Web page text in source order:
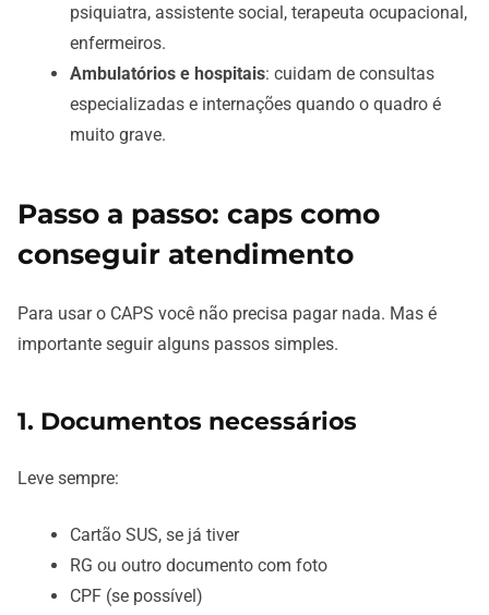
psiquiatra, assistente social, terapeuta ocupacional,
enfermeiros.
Ambulatórios e hospitais: cuidam de consultas
especializadas e internações quando o quadro é
muito grave.
Passo a passo: caps como
conseguir atendimento
Para usar o CAPS você não precisa pagar nada. Mas é
importante seguir alguns passos simples.
1. Documentos necessários
Leve sempre:
Cartão SUS, se já tiver
RG ou outro documento com foto
CPF (se possível)